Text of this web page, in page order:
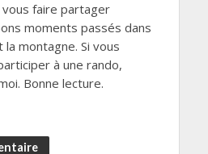
faire partager
moments passés dans
la montagne. Si vous
à une rando,
Bonne lecture.